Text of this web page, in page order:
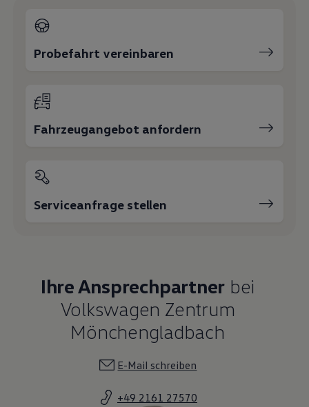
Probefahrt vereinbaren
Fahrzeugangebot anfordern
Serviceanfrage stellen
Ihre Ansprechpartner bei
Volkswagen Zentrum
Mönchengladbach
E-Mail schreiben
+49 2161 27570